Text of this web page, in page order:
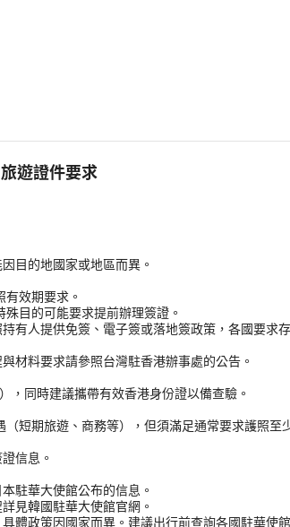
旅遊證件要求
目的地國家或地區而異。
效期要求。
目的可能要求提前辦理簽證。
有人提供免簽、電子簽或落地簽政策，各國要求
材料要求請參照台灣駐香港辦事處的公告。
，同時建議攜帶有效香港身份證以備查驗。
短期旅遊、商務等），但須滿足通常要求護照
信息。
駐華大使館公布的信息。
見韓國駐華大使館官網。
體政策因國家而異。建議出行前查詢各國駐華使